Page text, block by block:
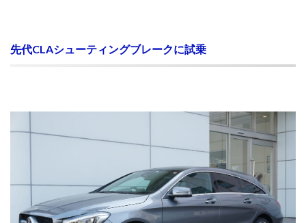
先代CLAシューティングブレークに試乗